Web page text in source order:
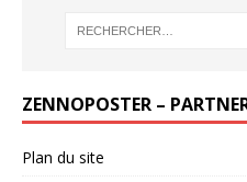
ZENNOPOSTER –
Plan du site